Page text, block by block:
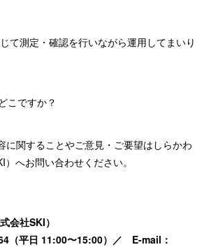
て測定・確認を行いながら運用してまいり
こですか？
に関することやご意見・ご要望はしらかわ
へお問い合わせください。
会社SKI）
（平日 11:00〜15:00）／ E-mail：